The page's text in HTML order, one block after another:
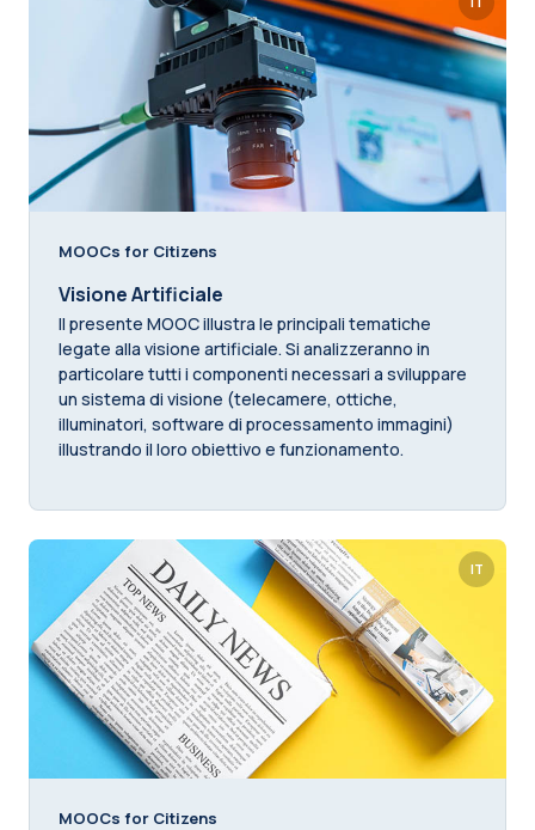
MOOCs for Citizens
Visione Artificiale
Il presente MOOC illustra le principali tematiche
legate alla visione artificiale. Si analizzeranno in
particolare tutti i componenti necessari a sviluppare
un sistema di visione (telecamere, ottiche,
illuminatori, software di processamento immagini)
illustrando il loro obiettivo e funzionamento.
IT
MOOCs for Citizens